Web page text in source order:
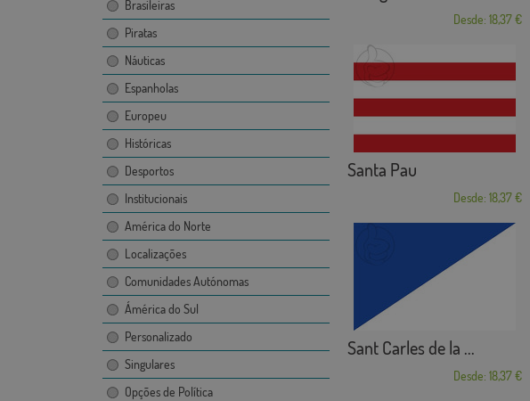
Brasileiras
Piratas
Náuticas
Espanholas
Europeu
Históricas
Desportos
Institucionais
América do Norte
Localizações
Comunidades Autónomas
Ámérica do Sul
Personalizado
Singulares
Opções de Política
Desde: 18,37 €
Santa Pau
Desde: 18,37 €
Sant Carles de la ...
Desde: 18,37 €